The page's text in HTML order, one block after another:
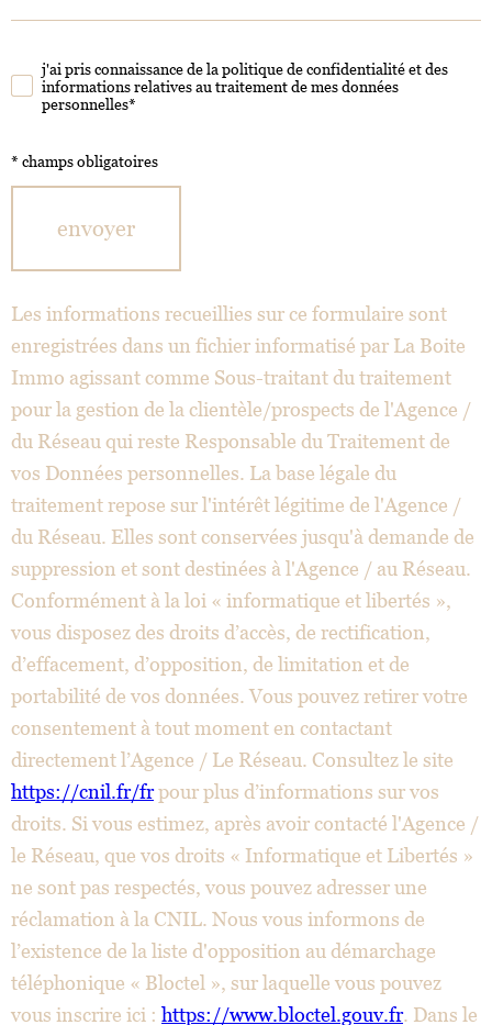
N
É
E
S
I
G
Z
V
O
D
O
N
N
É
E
S
Validation
j'ai pris connaissance de la politique de confidentialité et des
informations relatives au traitement de mes données
personnelles*
* champs obligatoires
envoyer
Les informations recueillies sur ce formulaire sont
enregistrées dans un fichier informatisé par La Boite
Immo agissant comme Sous-traitant du traitement
pour la gestion de la clientèle/prospects de l'Agence /
du Réseau qui reste Responsable du Traitement de
vos Données personnelles. La base légale du
traitement repose sur l'intérêt légitime de l'Agence /
du Réseau. Elles sont conservées jusqu'à demande de
suppression et sont destinées à l'Agence / au Réseau.
Conformément à la loi « informatique et libertés »,
vous disposez des droits d’accès, de rectification,
d’effacement, d’opposition, de limitation et de
portabilité de vos données. Vous pouvez retirer votre
consentement à tout moment en contactant
directement l’Agence / Le Réseau. Consultez le site
https://cnil.fr/frpour plus d’informations sur vos
droits. Si vous estimez, après avoir contacté l'Agence /
le Réseau, que vos droits « Informatique et Libertés »
ne sont pas respectés, vous pouvez adresser une
réclamation à la CNIL. Nous vous informons de
l’existence de la liste d'opposition au démarchage
téléphonique « Bloctel », sur laquelle vous pouvez
vous inscrire ici : https://www.bloctel.gouv.fr. Dans le